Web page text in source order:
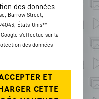
des données
Barrow Street,
États-Unis**
s'effectue sur la
des données